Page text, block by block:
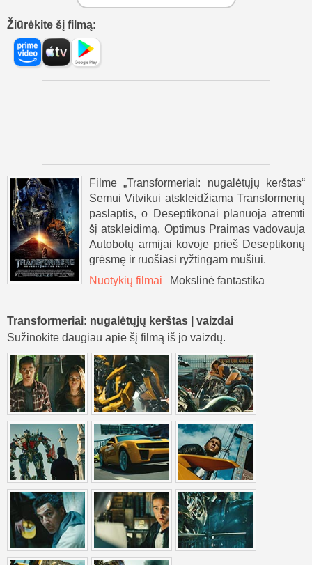
Žiūrėkite šį filmą:
Filme „Transformeriai: nugalėtųjų kerštas“
Semui Vitvikui atskleidžiama Transformerių
paslaptis, o Deseptikonai planuoja atremti
šį atskleidimą. Optimus Praimas vadovauja
Autobotų armijai kovoje prieš Deseptikonų
grėsmę ir ruošiasi ryžtingam mūšiui.
Nuotykių filmai
Mokslinė fantastika
Transformeriai: nugalėtųjų kerštas | vaizdai
Sužinokite daugiau apie šį filmą iš jo vaizdų.